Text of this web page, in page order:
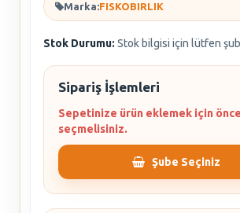
Marka:FISKOBIRLIK
Stok Durumu: Stok bilgisi için lütfen
Sipariş İşlemleri
Sepetinize ürün eklemek için
seçmelisiniz.
Şube Seçiniz